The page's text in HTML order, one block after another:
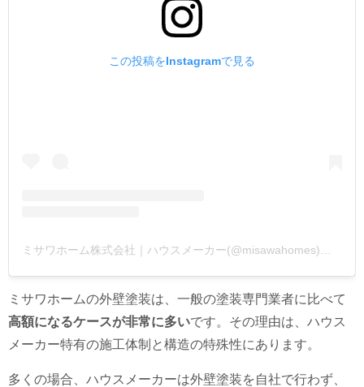
この投稿をInstagramで見る
ミサワホームの外壁塗装は、一般の塗装専門業者に比べて
高額になるケースが非常に多いです。その理由は、ハウス
メーカー特有の施工体制と構造の特殊性にあります。
多くの場合、ハウスメーカーは外壁塗装を自社で行わず、